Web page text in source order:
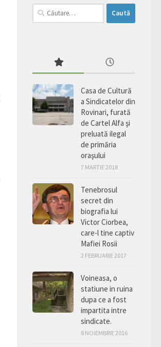
Caută
după:
Casa de Cultură
a Sindicatelor din
Rovinari, furată
de Cartel Alfa şi
preluată ilegal
de primăria
oraşului
7 MARTIE 2018
Tenebrosul
secret din
biografia lui
Victor Ciorbea,
care-l tine captiv
Mafiei Rosii
2 FEBRUARIE 2017
Voineasa, o
statiune in ruina
dupa ce a fost
impartita intre
sindicate.
8 NOIEMBRIE 2016